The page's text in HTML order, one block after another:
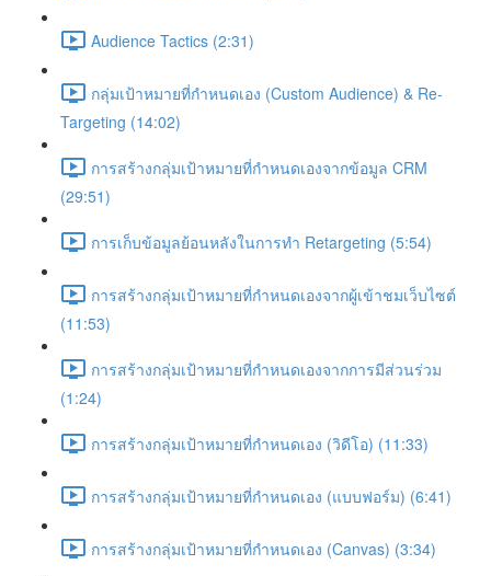
Audience Tactics (2:31)
กลุ่มเป้าหมายที่กำหนดเอง (Custom Audience) & Re-
Targeting (14:02)
การสร้างกลุ่มเป้าหมายที่กำหนดเองจากข้อมูล CRM
(29:51)
การเก็บข้อมูลย้อนหลังในการทำ Retargeting (5:54)
การสร้างกลุ่มเป้าหมายที่กำหนดเองจากผู้เข้าชมเว็บไซต์
(11:53)
การสร้างกลุ่มเป้าหมายที่กำหนดเองจากการมีส่วนร่วม
(1:24)
การสร้างกลุ่มเป้าหมายที่กำหนดเอง (วิดีโอ) (11:33)
การสร้างกลุ่มเป้าหมายที่กำหนดเอง (แบบฟอร์ม) (6:41)
การสร้างกลุ่มเป้าหมายที่กำหนดเอง (Canvas) (3:34)